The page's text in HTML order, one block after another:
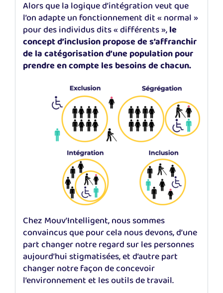
Alors que la logique d’intégration veut que
l’on adapte un fonctionnement dit « normal »
pour des individus dits « différents »,le
concept d’inclusion propose de s’affranchir
de la catégorisation d’une population pour
prendre en compte les besoins de chacun.
Chez Mouv’Intelligent, nous sommes
convaincus que pour cela nous devons, d’une
part changer notre regard sur les personnes
aujourd’hui stigmatisées, et d’autre part
changer notre façon de concevoir
l’environnement et les outils de travail.